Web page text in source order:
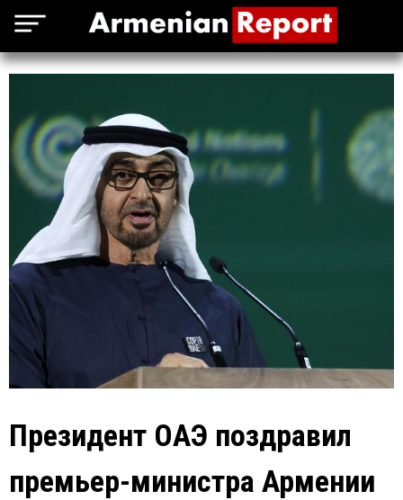
Президент ОАЭ поздравил
премьер-министра Армении